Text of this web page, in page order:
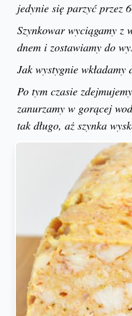
jedynie się parzyć przez
Szynkowar wyciągamy z
dnem i zostawiamy do
Jak wystygnie
Po tym czasie
zanurzamy w gorącej
tak długo, aż szynka